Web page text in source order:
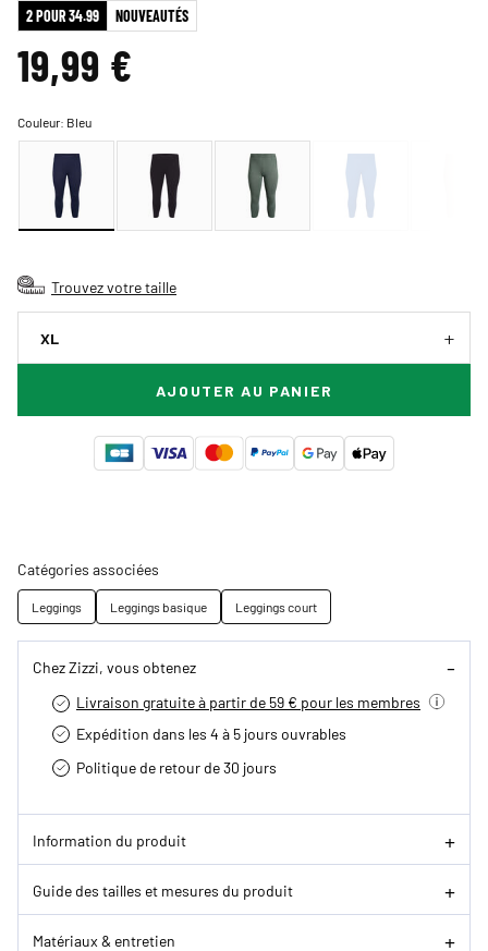
2 POUR 34.99 NOUVEAUTÉS
19,99 €
Couleur: Bleu
Trouvez votre taille
XL
AJOUTER AU PANIER
Catégories associées
Leggings Leggings basique Leggings court
Chez Zizzi, vous obtenez
Livraison gratuite à partir de 59 € pour les membres
Expédition dans les 4 à 5 jours ouvrables
Politique de retour de 30 jours
Information du produit
Guide des tailles et mesures du produit
Matériaux & entretien